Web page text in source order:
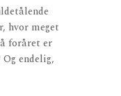
hvor meget
foråret er
endelig,